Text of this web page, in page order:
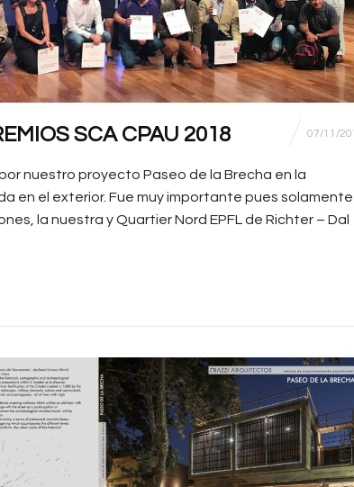
SCA CPAU 2018 07/11/
nuestro proyecto Paseo de la Brecha en la
en el exterior. Fue muy importante pues solamente
la nuestra y Quartier Nord EPFL de Richter – Dal